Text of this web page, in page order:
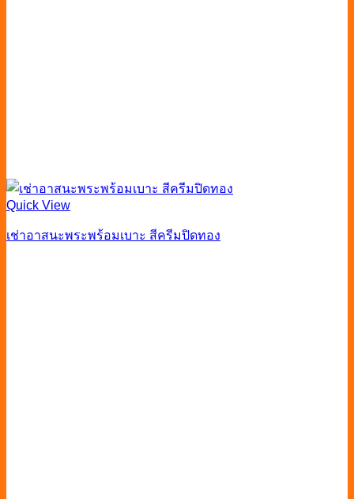
Quick View
เช่าอาสนะพระพร้อมเบาะ สีครีมปิดทอง